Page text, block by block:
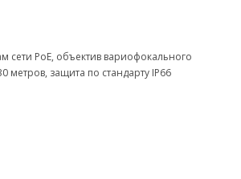
сети РоЕ, объектив вариофокального
метров, защита по стандарту IP66